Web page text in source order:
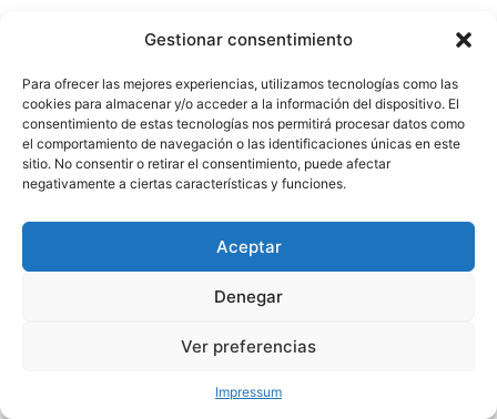
Gestionar consentimiento
Para ofrecer las mejores experiencias, utilizamos tecnologías como las
cookies para almacenar y/o acceder a la información del dispositivo. El
consentimiento de estas tecnologías nos permitirá procesar datos como
el comportamiento de navegación o las identificaciones únicas en este
sitio. No consentir o retirar el consentimiento, puede afectar
negativamente a ciertas características y funciones.
Aceptar
Denegar
Ver preferencias
Impressum